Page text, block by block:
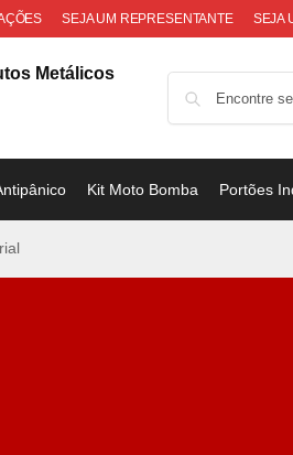
SEJA UM REPRESENTANTE SEJA
Kit Moto Bomba Portões